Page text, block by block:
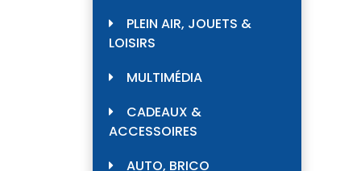
PLEIN AIR, JOUETS &
LOISIRS
MULTIMÉDIA
CADEAUX &
ACCESSOIRES
AUTO, BRICO